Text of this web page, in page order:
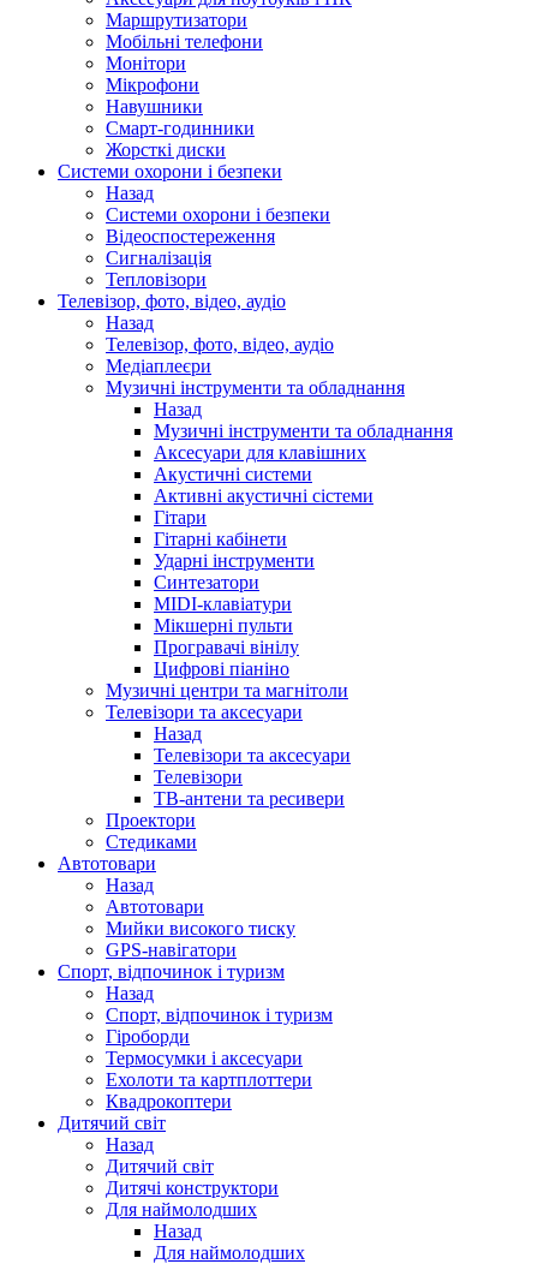
Маршрутизатори
Мобільні телефони
Монітори
Мікрофони
Навушники
Смарт-годинники
Жорсткі диски
Системи охорони і безпеки
Назад
Системи охорони і безпеки
Відеоспостереження
Сигналізація
Тепловізори
Телевізор, фото, відео, аудіо
Назад
Телевізор, фото, відео, аудіо
Медіаплеєри
Музичні інструменти та обладнання
Назад
Музичні інструменти та обладнання
Аксесуари для клавішних
Акустичні системи
Активні акустичні сістеми
Гітари
Гітарні кабінети
Ударні інструменти
Синтезатори
MIDI-клавіатури
Мікшерні пульти
Програвачі вінілу
Цифрові піаніно
Музичні центри та магнітоли
Телевізори та аксесуари
Назад
Телевізори та аксесуари
Телевізори
ТВ-антени та ресивери
Проектори
Стедиками
Автотовари
Назад
Автотовари
Мийки високого тиску
GPS-навігатори
Спорт, відпочинок і туризм
Назад
Спорт, відпочинок і туризм
Гіроборди
Термосумки і аксесуари
Ехолоти та картплоттери
Квадрокоптери
Дитячий світ
Назад
Дитячий світ
Дитячі конструктори
Для наймолодших
Назад
Для наймолодших